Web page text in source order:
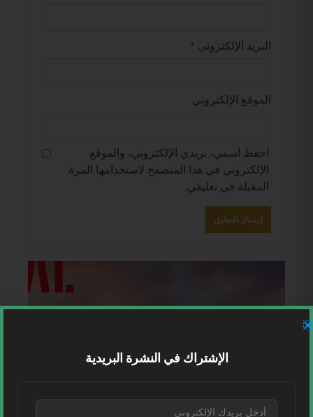
البريد الإلكتروني *
الموقع الإلكتروني
احفظ اسمي، بريدي الإلكتروني، والموقع
الإلكتروني في هذا المتصفح لاستخدامها المرة
المقبلة في تعليقي.
الإشتراك في النشرة البريدية